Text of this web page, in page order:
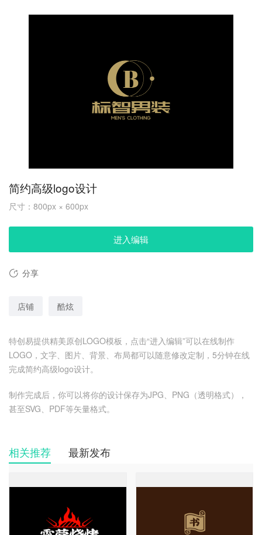
简约高级logo设计
尺寸：800px × 600px
进入编辑
分享
店铺 酷炫
特创易提供精美原创LOGO模板，点击“进入编辑”可以在线制作
LOGO，文字、图片、背景、布局都可以随意修改定制，5分钟在线
完成简约高级logo设计。
制作完成后，你可以将你的设计保存为JPG、PNG（透明格式），
甚至SVG、PDF等矢量格式。
相关推荐 最新发布